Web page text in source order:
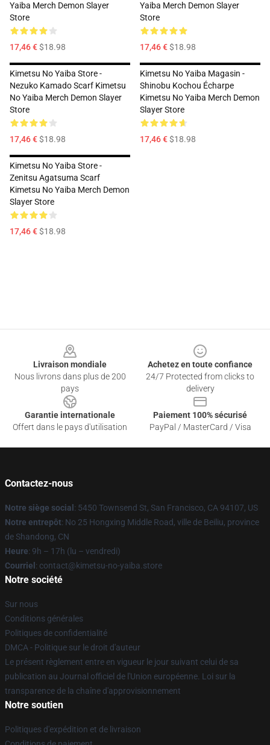
Yaiba Merch Demon Slayer
Store
17,46 €$18.98
Yaiba Merch Demon Slayer
Store
17,46 €$18.98
Kimetsu No Yaiba Store -
Nezuko Kamado Scarf Kimetsu
No Yaiba Merch Demon Slayer
Store
17,46 €$18.98
Kimetsu No Yaiba Magasin -
Shinobu Kochou Écharpe
Kimetsu No Yaiba Merch Demon
Slayer Store
17,46 €$18.98
Kimetsu No Yaiba Store -
Zenitsu Agatsuma Scarf
Kimetsu No Yaiba Merch Demon
Slayer Store
17,46 €$18.98
Livraison mondiale
Nous livrons dans plus de 200
pays
Achetez en toute confiance
24/7 Protected from clicks to
delivery
Garantie internationale
Offert dans le pays d'utilisation
Paiement 100% sécurisé
PayPal / MasterCard / Visa
Contactez-nous
Notre siège social : 5450 Townsend St, San Francisco, CA 94107, US
Notre entrepôt: No 25 Hongxing Middle Road, ville de Beiliu, province
de Shandong, CN
Heure: 9h – 17h (lu – vendredi)
Courriel : contact@kimetsu-no-yaiba.store
Notre société
Sur nous
Conditions générales
Politiques de confidentialité
DMCA - Politique sur le droit d'auteur
Le présent règlement entre en vigueur le jour suivant celui de sa
publication au Journal officiel de l'Union européenne. Loi sur la
transparence de la chaîne d'approvisionnement
Notre soutien
Politiques d'expédition et de livraison